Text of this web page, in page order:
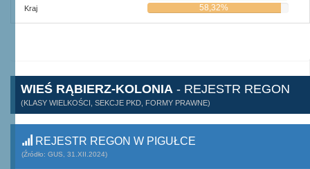
Kraj 58,32%
WIEŚ RĄBIERZ-KOLONIA - REJESTR REGON
(KLASY WIELKOŚCI, SEKCJE PKD, FORMY PRAWNE)
REJESTR REGON W PIGUŁCE
(Źródło: GUS, 31.XII.2024)